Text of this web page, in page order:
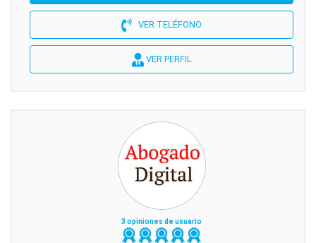
VER TELÉFONO
VER PERFIL
3 opiniones de usuario